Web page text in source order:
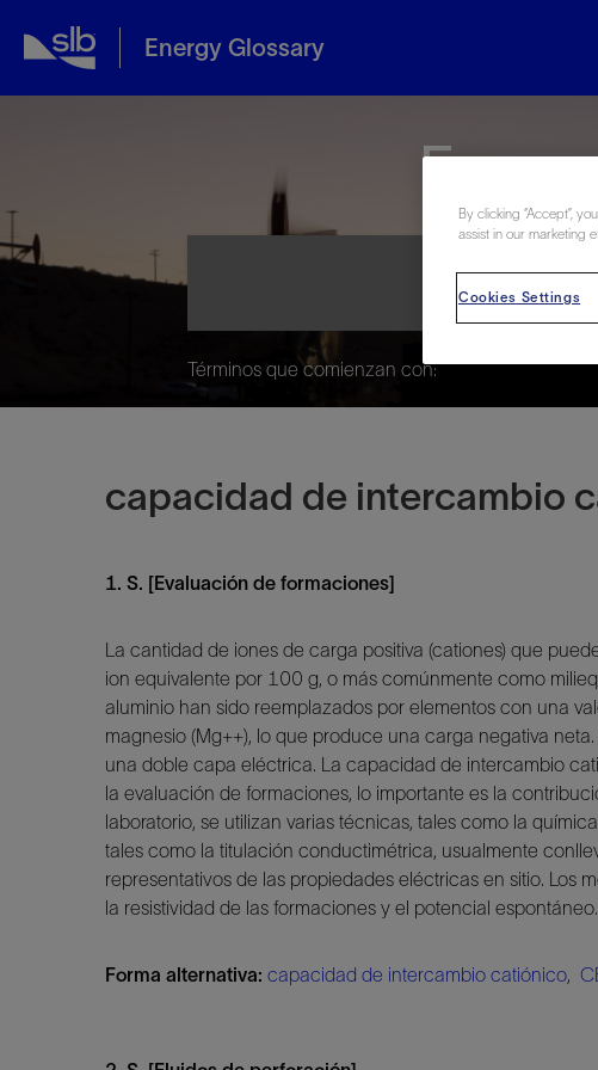
Energy Glossary
Términos que comienzan con:
capacidad de intercambio
1. S. [Evaluación de formaciones]
La cantidad de iones de carga positiva (cationes) que
ion equivalente por 100 g, o más comúnmente como
aluminio han sido reemplazados por elementos con una
magnesio (Mg++), lo que produce una carga negativa
una doble capa eléctrica. La capacidad de intercambio
la evaluación de formaciones, lo importante es la
laboratorio, se utilizan varias técnicas, tales como la
tales como la titulación conductimétrica, usualmente
representativos de las propiedades eléctricas en sitio. Los
la resistividad de las formaciones y el potencial espontáneo.
Forma alternativa: capacidad de intercambio catiónico,
By clicking “Accept”,
assist in our marketing
Cookies Settings